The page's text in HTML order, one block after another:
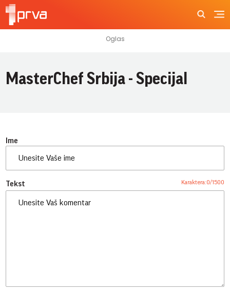
MasterChef Srbija - Specijal
Ime
Tekst Karaktera:0/1500